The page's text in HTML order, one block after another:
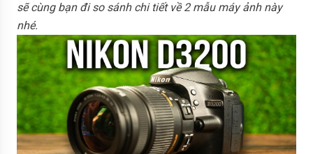
sẽ cùng bạn đi so sánh chi tiết về 2 mẫu máy ảnh này
nhé.